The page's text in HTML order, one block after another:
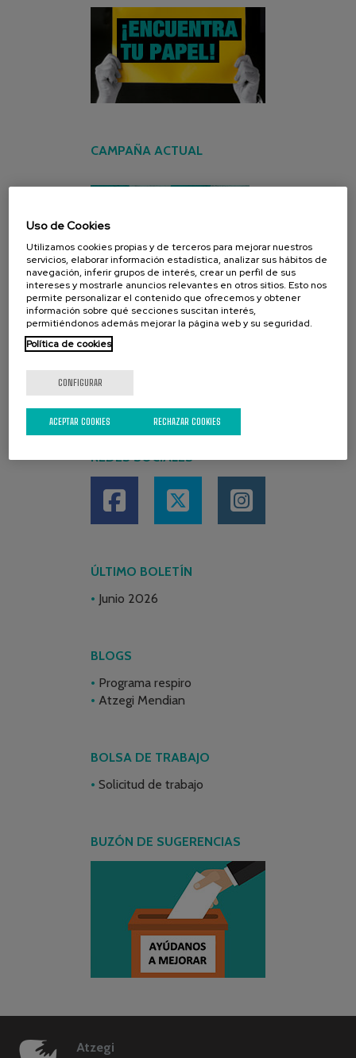
CAMPAÑA ACTUAL
REDES SOCIALES
ÚLTIMO BOLETÍN
Junio 2026
BLOGS
Programa respiro
Atzegi Mendian
BOLSA DE TRABAJO
Solicitud de trabajo
BUZÓN DE SUGERENCIAS
Atzegi
Uso de Cookies
Utilizamos cookies propias y de terceros para mejorar nuestros
servicios, elaborar información estadística, analizar sus hábitos de
navegación, inferir grupos de interés, crear un perfil de sus
intereses y mostrarle anuncios relevantes en otros sitios. Esto nos
permite personalizar el contenido que ofrecemos y obtener
información sobre qué secciones suscitan interés,
permitiéndonos además mejorar la página web y su seguridad.
Política de cookies
CONFIGURAR
RECHAZAR COOKIES
ACEPTAR COOKIES